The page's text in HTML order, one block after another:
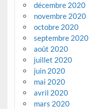
décembre 2020
novembre 2020
octobre 2020
septembre 2020
août 2020
juillet 2020
juin 2020
mai 2020
avril 2020
mars 2020